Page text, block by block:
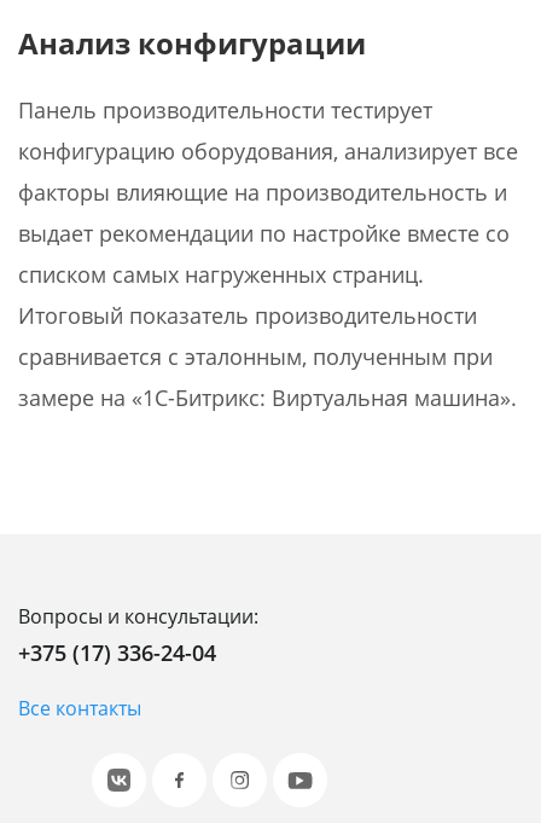
Анализ конфигурации
Панель производительности тестирует
конфигурацию оборудования, анализирует все
факторы влияющие на производительность и
выдает рекомендации по настройке вместе со
списком самых нагруженных страниц.
Итоговый показатель производительности
сравнивается с эталонным, полученным при
замере на «1C-Битрикс: Виртуальная машина».
Вопросы и консультации:
+375 (17) 336-24-04
Все контакты